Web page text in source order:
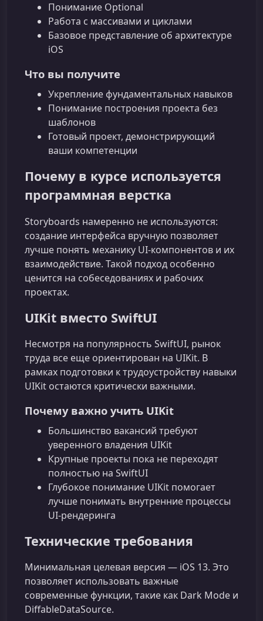
Понимание Optional
Работа с массивами и циклами
Базовое представление об архитектуре
iOS
Что вы получите
Укрепление фундаментальных навыков
Понимание построения проекта без
шаблонов
Готовый проект, демонстрирующий
ваши компетенции
Почему в курсе используется
программная верстка
Storyboards намеренно не используются:
создание интерфейса вручную позволяет
лучше понять механику UI‑компонентов и их
взаимодействие. Такой подход особенно
ценится на собеседованиях и рабочих
проектах.
UIKit вместо SwiftUI
Несмотря на популярность SwiftUI, рынок
труда все еще ориентирован на UIKit. В
рамках подготовки к трудоустройству навыки
UIKit остаются критически важными.
Почему важно учить UIKit
Большинство вакансий требуют
уверенного владения UIKit
Крупные проекты пока не переходят
полностью на SwiftUI
Глубокое понимание UIKit помогает
лучше понимать внутренние процессы
UI‑рендеринга
Технические требования
Минимальная целевая версия — iOS 13. Это
позволяет использовать важные
современные функции, такие как Dark Mode и
DiffableDataSource.